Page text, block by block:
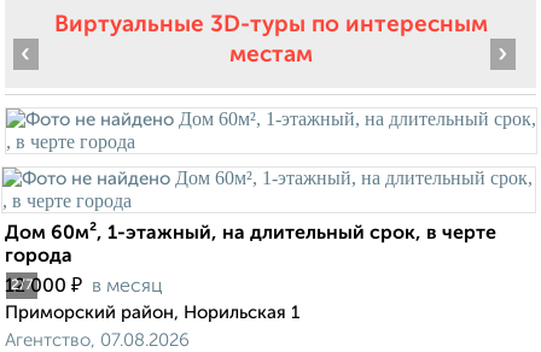
Виртуальные 3D-туры по интересным
местам
2/7
‹ ›
Дом 60м², 1-этажный, на длительный срок, в черте
города
12 000 ₽ в месяц
Приморский район, Норильская 1
Агентство, 07.08.2026